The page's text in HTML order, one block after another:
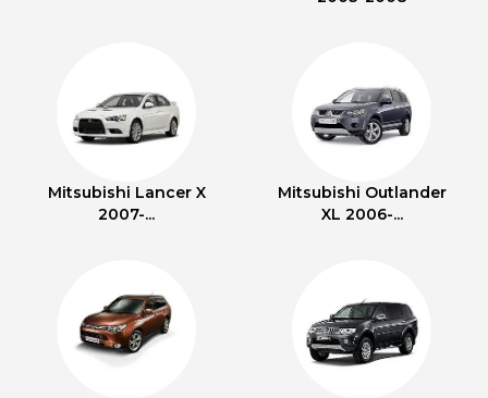
Mitsubishi Lancer X
2007-...
Mitsubishi Outlander
XL 2006-...